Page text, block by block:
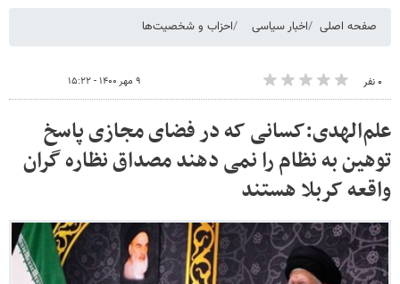
صفحه اصلی اخبار سیاسی احزاب و شخصیت‌ها
۰ نفر ۹ مهر ۱۴۰۰ - ۱۵:۲۲
علم‌الهدی:کسانی که در فضای مجازی پاسخ
توهین به نظام را نمی دهند مصداق نظاره گران
واقعه کربلا هستند